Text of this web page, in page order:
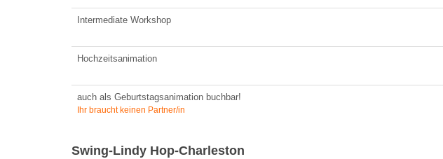
Intermediate Workshop
Hochzeitsanimation
auch als Geburtstagsanimation buchbar!
Ihr braucht keinen Partner/in
Swing-Lindy Hop-Charleston